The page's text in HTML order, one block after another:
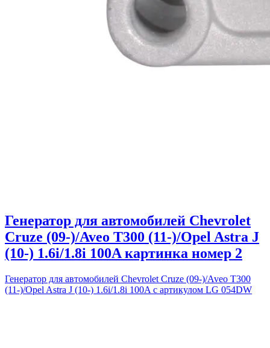
Генератор для автомобилей Chevrolet
Cruze (09-)/Aveo T300 (11-)/Opel Astra J
(10-) 1.6i/1.8i 100A картинка номер 2
Генератор для автомобилей Chevrolet Cruze (09-)/Aveo T300
(11-)/Opel Astra J (10-) 1.6i/1.8i 100A с артикулом LG 054DW